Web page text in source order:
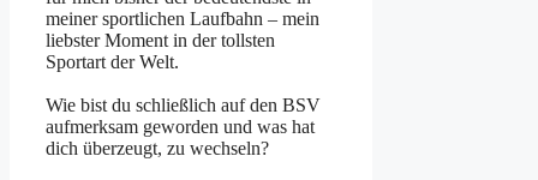
meiner sportlichen Laufbahn – mein
liebster Moment in der tollsten
Sportart der Welt.
Wie bist du schließlich auf den BSV
aufmerksam geworden und was hat
dich überzeugt, zu wechseln?